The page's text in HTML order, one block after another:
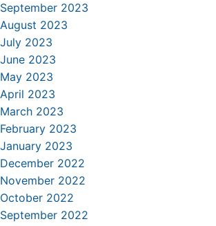
September 2023
August 2023
July 2023
June 2023
May 2023
April 2023
March 2023
February 2023
January 2023
December 2022
November 2022
October 2022
September 2022